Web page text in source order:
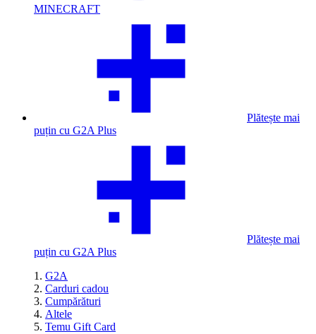
MINECRAFT
Plătește mai
puțin cu G2A Plus
Plătește mai
puțin cu G2A Plus
G2A
Carduri cadou
Cumpărături
Altele
Temu Gift Card